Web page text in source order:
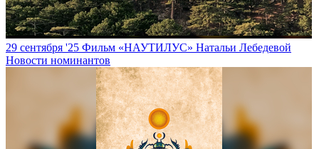
29 сентября '25 Фильм «НАУТИЛУС» Натальи Лебедевой
Новости номинантов